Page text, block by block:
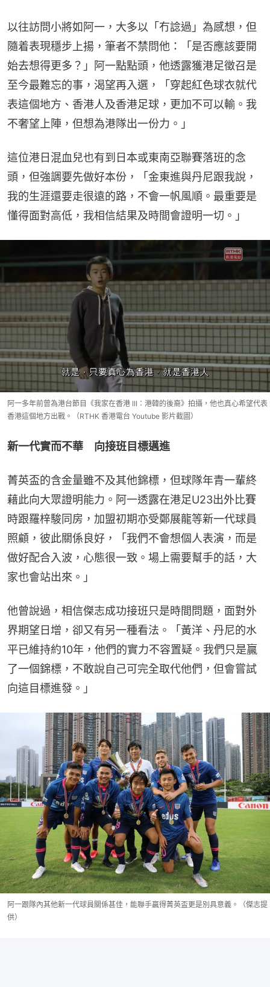
以往訪問小將如阿一，大多以「冇諗過」為感想，但
隨着表現穩步上揚，筆者不禁問他：「是否應該要開
始去想得更多？」阿一點點頭，他透露獲港足徵召是
至今最難忘的事，渴望再入選，「穿起紅色球衣就代
表這個地方、香港人及香港足球，更加不可以輸。我
不奢望上陣，但想為港隊出一份力。」
這位港日混血兒也有到日本或東南亞聯賽落班的念
頭，但強調要先做好本份，「金東進與丹尼跟我說，
我的生涯還要走很遠的路，不會一帆風順。最重要是
懂得面對高低，我相信結果及時間會證明一切。」
阿一多年前曾為港台節目《我家在香港 III：港韓的後裔》拍攝，他也真心希望代表
香港這個地方出戰。（RTHK 香港電台 Youtube 影片截圖）
新一代實而不華　向接班目標邁進
菁英盃的含金量雖不及其他錦標，但球隊年青一輩終
藉此向大眾證明能力。阿一透露在港足U23出外比賽
時跟羅梓駿同房，加盟初期亦受鄭展龍等新一代球員
照顧，彼此關係良好，「我們不會想個人表演，而是
做好配合入波，心態很一致。場上需要幫手的話，大
家也會站出來。」
他曾說過，相信傑志成功接班只是時間問題，面對外
界期望日增，卻又有另一種看法。「黃洋、丹尼的水
平已維持約10年，他們的實力不容置疑。我們只是贏
了一個錦標，不敢說自己可完全取代他們，但會嘗試
向這目標進發。」
阿一跟隊內其他新一代球員關係甚佳，能聯手贏得菁英盃更是別具意義。（傑志提
供）